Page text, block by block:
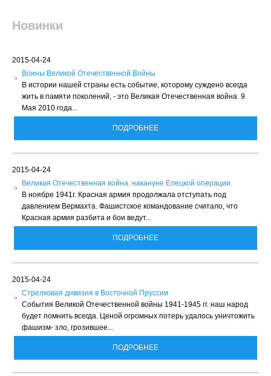
Новинки
2015-04-24
Воины Великой Отечественной Войны
В истории нашей страны есть событие, которому суждено всегда
жить в памяти поколений, - это Великая Отечественная война. 9
Мая 2010 года...
ПОДРОБНЕЕ
2015-04-24
Великая Отечественная война: накануне Елецкой операции.
В ноябре 1941г. Красная армия продолжала отступать под
давлением Вермахта. Фашистское командование считало, что
Красная армия разбита и бои ведут...
ПОДРОБНЕЕ
2015-04-24
Стрелковая дивизия в Восточной Пруссии
События Великой Отечественной войны 1941-1945 гг. наш народ
будет помнить всегда. Ценой огромных потерь удалось уничтожить
фашизм- зло, грозившее...
ПОДРОБНЕЕ